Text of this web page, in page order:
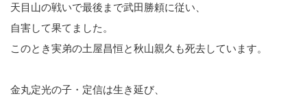
天目山の戦いで最後まで武田勝頼に従い、
自害して果てました。
このとき実弟の土屋昌恒と秋山親久も死去しています。
金丸定光の子・定信は生き延び、